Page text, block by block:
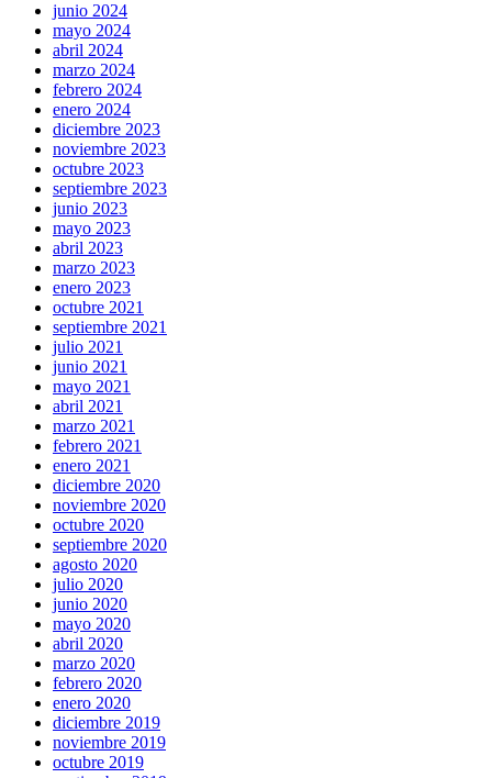
junio 2024
mayo 2024
abril 2024
marzo 2024
febrero 2024
enero 2024
diciembre 2023
noviembre 2023
octubre 2023
septiembre 2023
junio 2023
mayo 2023
abril 2023
marzo 2023
enero 2023
octubre 2021
septiembre 2021
julio 2021
junio 2021
mayo 2021
abril 2021
marzo 2021
febrero 2021
enero 2021
diciembre 2020
noviembre 2020
octubre 2020
septiembre 2020
agosto 2020
julio 2020
junio 2020
mayo 2020
abril 2020
marzo 2020
febrero 2020
enero 2020
diciembre 2019
noviembre 2019
octubre 2019